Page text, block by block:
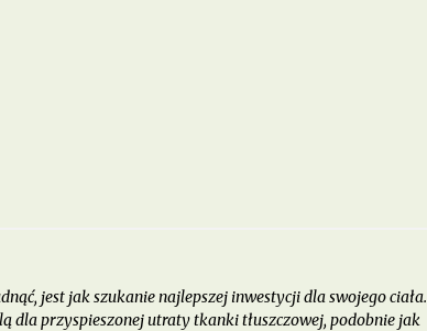
jest jak szukanie najlepszej inwestycji dla swojego ciała.
dla przyspieszonej utraty tkanki tłuszczowej, podobnie jak